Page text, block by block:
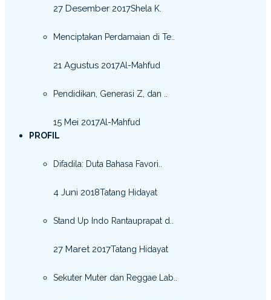
27 Desember 2017Shela K.
Menciptakan Perdamaian di Te..
21 Agustus 2017Al-Mahfud
Pendidikan, Generasi Z, dan ..
15 Mei 2017Al-Mahfud
PROFIL
Difadila: Duta Bahasa Favori..
4 Juni 2018Tatang Hidayat
Stand Up Indo Rantauprapat d..
27 Maret 2017Tatang Hidayat
Sekuter Muter dan Reggae Lab..